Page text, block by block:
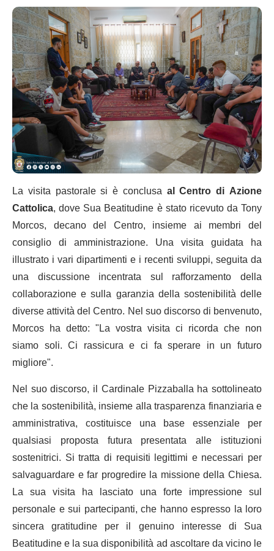
La visita pastorale si è conclusa al Centro di Azione
Cattolica, dove Sua Beatitudine è stato ricevuto da Tony
Morcos, decano del Centro, insieme ai membri del
consiglio di amministrazione. Una visita guidata ha
illustrato i vari dipartimenti e i recenti sviluppi, seguita da
una discussione incentrata sul rafforzamento della
collaborazione e sulla garanzia della sostenibilità delle
diverse attività del Centro. Nel suo discorso di benvenuto,
Morcos ha detto: "La vostra visita ci ricorda che non
siamo soli. Ci rassicura e ci fa sperare in un futuro
migliore".
Nel suo discorso, il Cardinale Pizzaballa ha sottolineato
che la sostenibilità, insieme alla trasparenza finanziaria e
amministrativa, costituisce una base essenziale per
qualsiasi proposta futura presentata alle istituzioni
sostenitrici. Si tratta di requisiti legittimi e necessari per
salvaguardare e far progredire la missione della Chiesa.
La sua visita ha lasciato una forte impressione sul
personale e sui partecipanti, che hanno espresso la loro
sincera gratitudine per il genuino interesse di Sua
Beatitudine e la sua disponibilità ad ascoltare da vicino le